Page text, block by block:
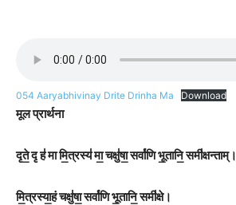
054 Aaryabhivinay Drite Drinha Ma Download
मूल प्रार्थना
दृते॒ दृ ह॑ मा मि॒त्रस्य॑ मा॒ चक्षु॑षा॒ सर्वा॑णि भू॒तानि॒ समी॑क्षन्ताम्।
मि॒त्रस्या॒हं चक्षु॑षा॒ सर्वा॑णि भू॒तानि॒ समी॑क्षे।